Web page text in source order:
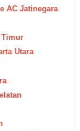
AC Jatinegara
Timur
Utara